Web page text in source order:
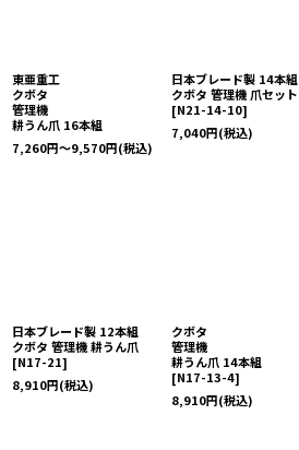
東亜重工
クボタ
管理機
耕うん爪 16本組
7,260円～9,570円(税込)
日本ブレード製 14本組
クボタ 管理機 爪セット
[N21-14-10]
7,040円(税込)
日本ブレード製 12本組
クボタ 管理機 耕うん爪
[N17-21]
8,910円(税込)
クボタ
管理機
耕うん爪 14本組
[N17-13-4]
8,910円(税込)